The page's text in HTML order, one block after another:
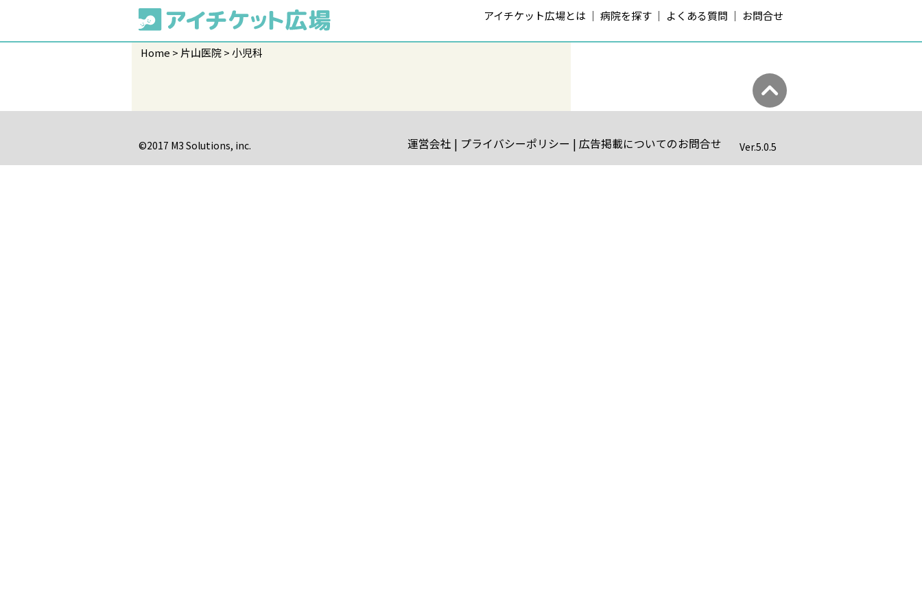
アイチケット広場とは 病院を探す よくある質問 お問合せ
Home 片山医院 小児科
運営会社 プライバシーポリシー 広告掲載についてのお問合せ
©2017 M3 Solutions, inc. Ver.5.0.5